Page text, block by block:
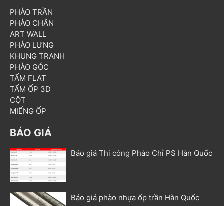
PHÀO TRẦN
PHÀO CHÂN
ART WALL
PHÀO LƯNG
KHUNG TRANH
PHÀO GÓC
TẤM FLAT
TẤM ỐP 3D
CỘT
MIẾNG ỐP
BÁO GIÁ
Báo giá Thi công Phào Chỉ PS Hàn Quốc
Báo giá phào nhựa ốp trần Hàn Quốc